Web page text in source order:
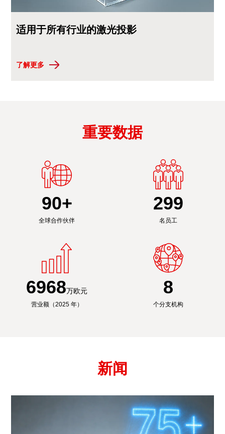
适用于所有行业的激光投影
了解更多
重要数据
90+
全球合作伙伴
300
名员工
6991万欧元
营业额（2025 年）
8
个分支机构
新闻